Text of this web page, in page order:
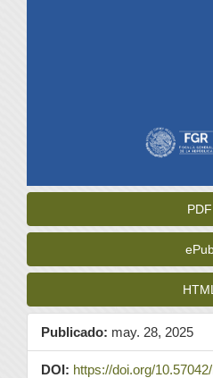
PDF
HTML
Publicado: may. 28, 2025
DOI: https://doi.org/